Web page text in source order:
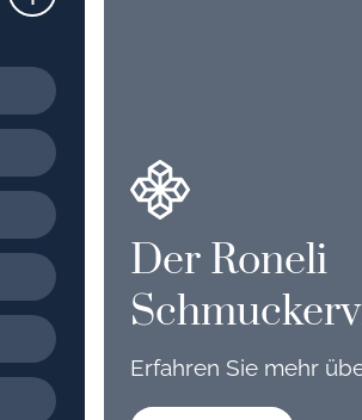
Der Roneli
Erfahren Sie mehr